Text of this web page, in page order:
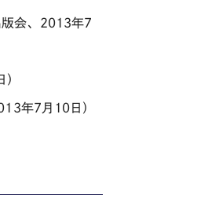
版会、2013年7
年7月10日）